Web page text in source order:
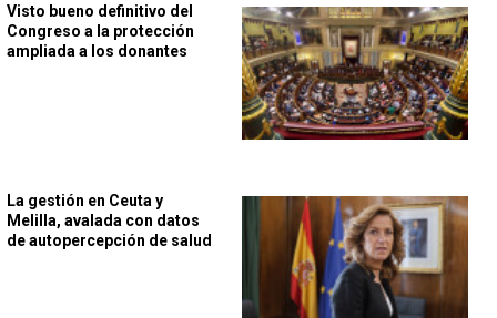
Visto bueno definitivo del
Congreso a la protección
ampliada a los donantes
La gestión en Ceuta y
Melilla, avalada con datos
de autopercepción de salud